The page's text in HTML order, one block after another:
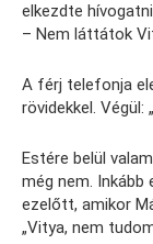
elkezdte
– Nem láttátok
A férj telefonja
rövidekkel. Végül:
Estére belül
még nem. Inkább
ezelőtt, amikor
„Vitya, nem